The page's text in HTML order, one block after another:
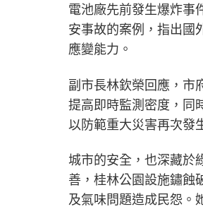
電池廠先前發生爆炸事
安事故的案例，指出國
應變能力。
副市長林欽榮回應，市
提高即時監測密度，同
以防範重大災害再次發
城市的安全，也深藏於
善，桂林公園設施鏽蝕
及氣味問題造成民怨。